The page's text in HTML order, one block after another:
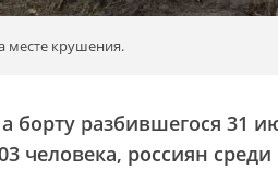
месте крушения.
борту разбившегося 31
человека, россиян